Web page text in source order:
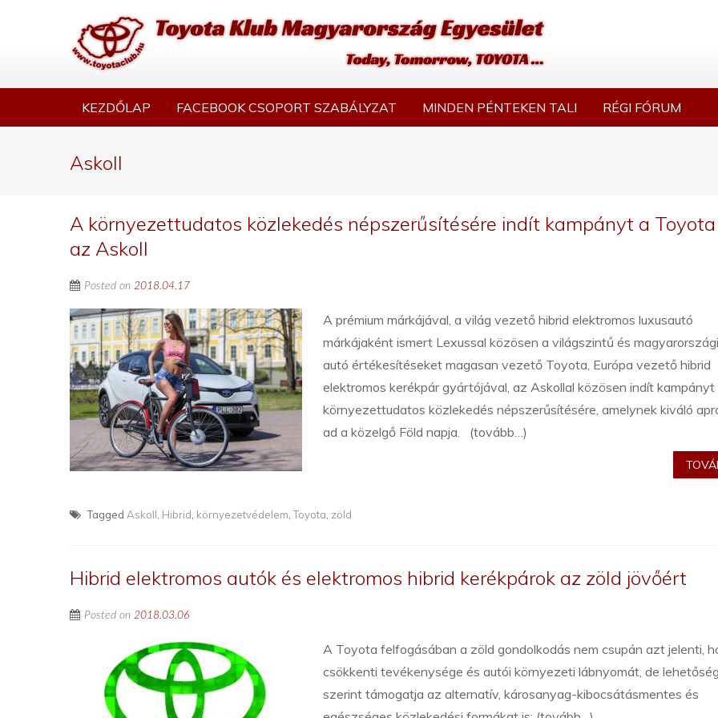
KEZDŐLAP FACEBOOK CSOPORT SZABÁLYZAT MINDEN PÉNTEKEN TALI RÉGI FÓRUM
Askoll
A környezettudatos közlekedés népszerűsítésére indít kampányt a Toyota
az Askoll
Posted on 2018.04.17
A prémium márkájával, a világ vezető hibrid elektromos luxusautó
márkájaként ismert Lexussal közösen a világszintű és
autó értékesítéseket magasan vezető Toyota, Európa vezető hibrid
elektromos kerékpár gyártójával, az Askollal közösen indít kampányt
környezettudatos közlekedés népszerűsítésére, amelynek kiváló
ad a közelgő Föld napja. (tovább…)
Tagged Askoll Hibrid környezetvédelem ,Toyota zöld
Hibrid elektromos autók és elektromos hibrid kerékpárok az zöld jövőért
Posted on 2018.03.06
A Toyota felfogásában a zöld gondolkodás nem csupán azt jelenti,
csökkenti tevékenysége és autói környezeti lábnyomát, de lehetőség
szerint támogatja az alternatív, károsanyag-kibocsátásmentes és